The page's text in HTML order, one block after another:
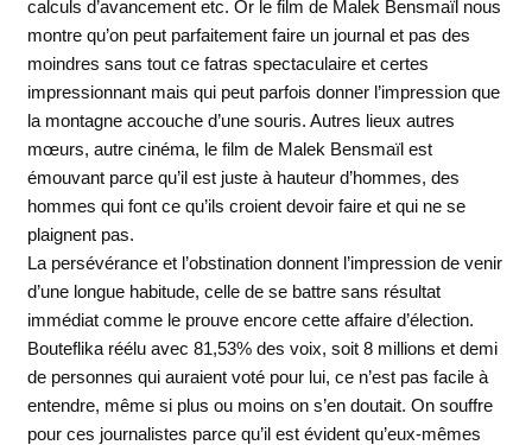
calculs d’avancement etc. Or le film de Malek Bensmaïl nous
montre qu’on peut parfaitement faire un journal et pas des
moindres sans tout ce fatras spectaculaire et certes
impressionnant mais qui peut parfois donner l’impression que
la montagne accouche d’une souris. Autres lieux autres
mœurs, autre cinéma, le film de Malek Bensmaïl est
émouvant parce qu’il est juste à hauteur d’hommes, des
hommes qui font ce qu’ils croient devoir faire et qui ne se
plaignent pas.
La persévérance et l’obstination donnent l’impression de venir
d’une longue habitude, celle de se battre sans résultat
immédiat comme le prouve encore cette affaire d’élection.
Bouteflika réélu avec 81,53% des voix, soit 8 millions et demi
de personnes qui auraient voté pour lui, ce n’est pas facile à
entendre, même si plus ou moins on s’en doutait. On souffre
pour ces journalistes parce qu’il est évident qu’eux-mêmes